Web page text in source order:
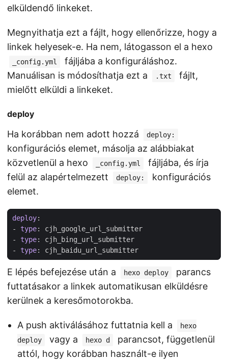
elküldendő linkeket.
Megnyithatja ezt a fájlt, hogy ellenőrizze, hogy a
linkek helyesek-e. Ha nem, látogasson el a hexo
_config.yml
fájljába a konfiguráláshoz.
Manuálisan is módosíthatja ezt a
.txt
fájlt,
mielőtt elküldi a linkeket.
deploy
Ha korábban nem adott hozzá deploy:
konfigurációs elemet, másolja az alábbiakat
közvetlenül a hexo
_config.yml
fájljába, és írja
felül az alapértelmezett
deploy:
konfigurációs
elemet.
deploy:
- type:
cjh_google_url_submitter
- type:
cjh_bing_url_submitter
- type: cjh_baidu_url_submitter
E lépés befejezése után a hexo deploy
parancs
futtatásakor a linkek automatikusan elküldésre
kerülnek a keresőmotorokba.
A push aktiválásához futtatnia kell a
hexo
deploy
vagy a hexo d
parancsot, függetlenül
attól, hogy korábban használt-e ilyen